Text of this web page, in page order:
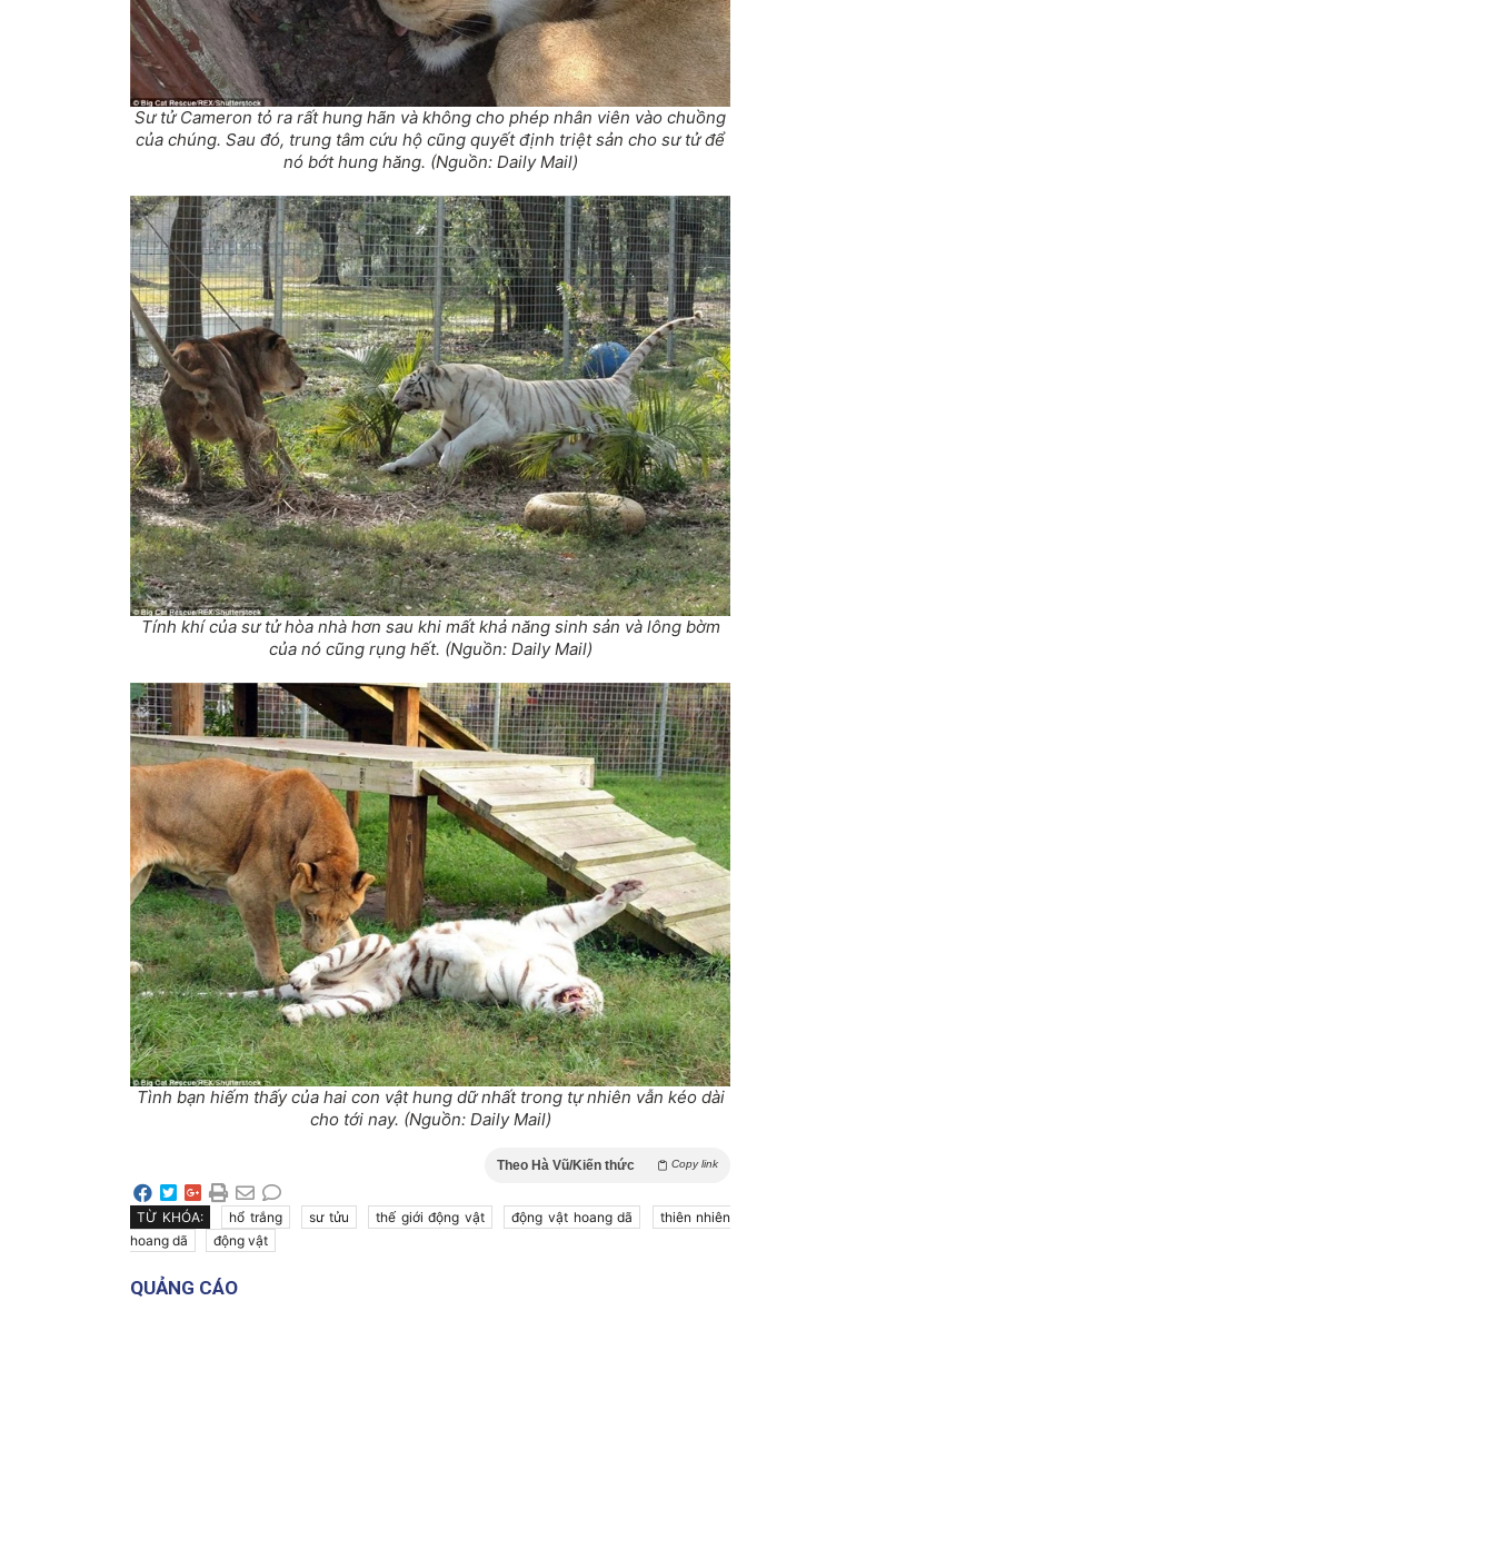
Sư tử Cameron tỏ ra rất hung hãn và không cho phép nhân viên vào chuồng
của chúng. Sau đó, trung tâm cứu hộ cũng quyết định triệt sản cho sư tử để
nó bớt hung hăng. (Nguồn: Daily Mail)
Tính khí của sư tử hòa nhà hơn sau khi mất khả năng sinh sản và lông bờm
của nó cũng rụng hết. (Nguồn: Daily Mail)
Tình bạn hiếm thấy của hai con vật hung dữ nhất trong tự nhiên vẫn kéo dài
cho tới nay. (Nguồn: Daily Mail)
Theo Hà Vũ/Kiến thức Copy link
TỪ KHÓA: hổ trắng sư tửu thế giới động vật động vật hoang dã
thiên nhiên
hoang dã
động vật
QUẢNG CÁO